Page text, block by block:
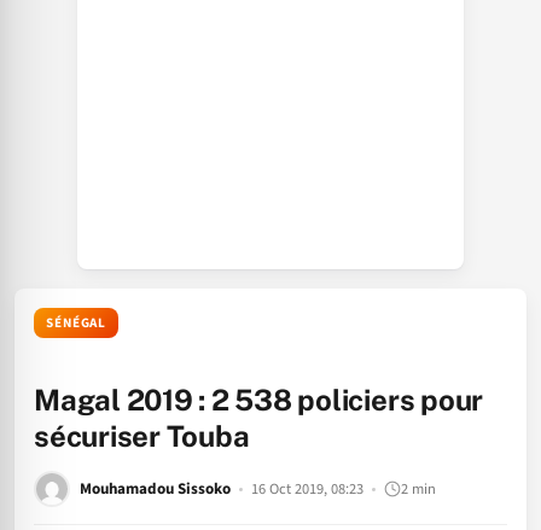
SÉNÉGAL
Magal 2019 : 2 538 policiers pour
sécuriser Touba
Mouhamadou Sissoko 16 Oct 2019, 08:23 2 min